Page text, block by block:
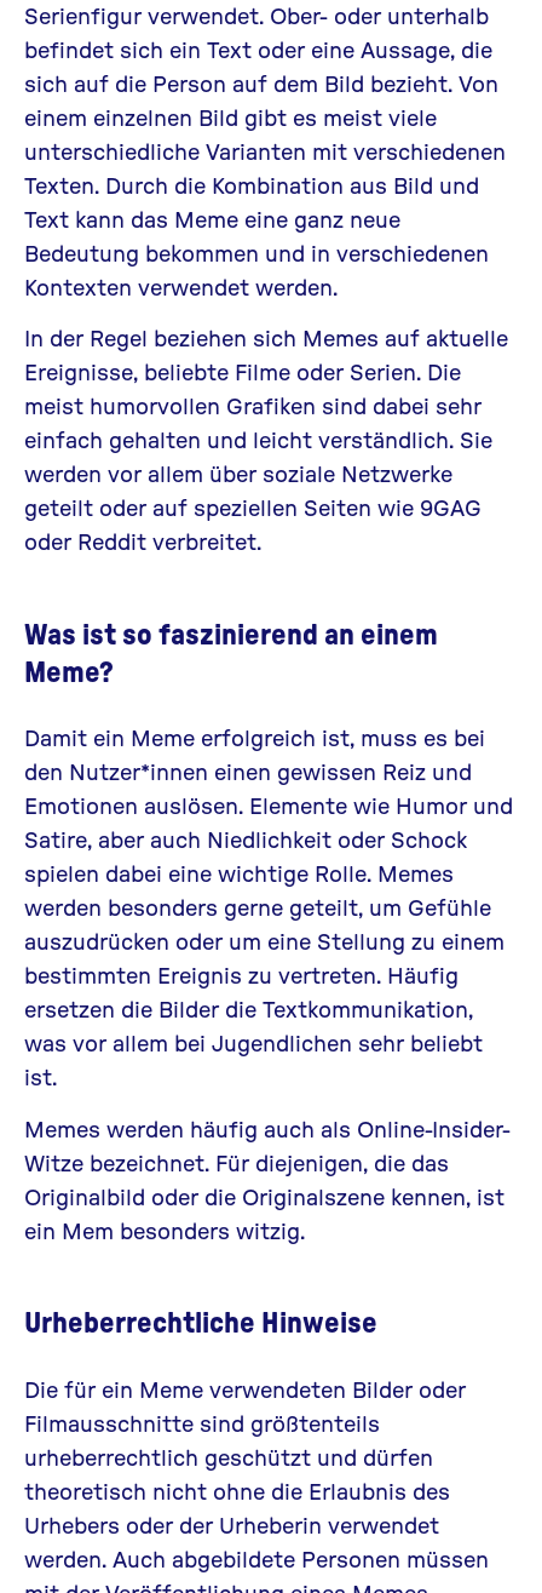
Serienfigur verwendet. Ober- oder unterhalb
befindet sich ein Text oder eine Aussage, die
sich auf die Person auf dem Bild bezieht. Von
einem einzelnen Bild gibt es meist viele
unterschiedliche Varianten mit verschiedenen
Texten. Durch die Kombination aus Bild und
Text kann das Meme eine ganz neue
Bedeutung bekommen und in verschiedenen
Kontexten verwendet werden.
In der Regel beziehen sich Memes auf aktuelle
Ereignisse, beliebte Filme oder Serien. Die
meist humorvollen Grafiken sind dabei sehr
einfach gehalten und leicht verständlich. Sie
werden vor allem über soziale Netzwerke
geteilt oder auf speziellen Seiten wie 9GAG
oder Reddit verbreitet.
Was ist so faszinierend an einem
Meme?
Damit ein Meme erfolgreich ist, muss es bei
den Nutzer*innen einen gewissen Reiz und
Emotionen auslösen. Elemente wie Humor und
Satire, aber auch Niedlichkeit oder Schock
spielen dabei eine wichtige Rolle. Memes
werden besonders gerne geteilt, um Gefühle
auszudrücken oder um eine Stellung zu einem
bestimmten Ereignis zu vertreten. Häufig
ersetzen die Bilder die Textkommunikation,
was vor allem bei Jugendlichen sehr beliebt
ist.
Memes werden häufig auch als Online-Insider-
Witze bezeichnet. Für diejenigen, die das
Originalbild oder die Originalszene kennen, ist
ein Mem besonders witzig.
Urheberrechtliche Hinweise
Die für ein Meme verwendeten Bilder oder
Filmausschnitte sind größtenteils
urheberrechtlich geschützt und dürfen
theoretisch nicht ohne die Erlaubnis des
Urhebers oder der Urheberin verwendet
werden. Auch abgebildete Personen müssen